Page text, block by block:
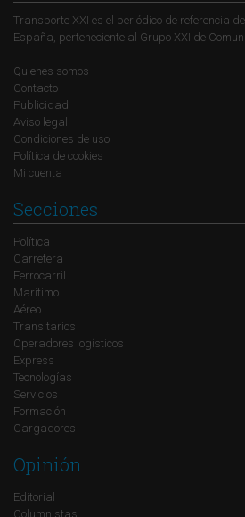
Transporte XXI es el periódico de referencia
España, perteneciente al Grupo XXI de
Quienes somos
Contacto
Publicidad
Aviso legal
Condiciones de uso
Política de cookies
Mi cuenta
Secciones
Política
Carretera
Ferrocarril
Marítimo
Aéreo
Transitarios
Operadores logísticos
Express
Tecnologías
Servicios
Formación
Cargadores
Opinión
Editorial
Columnistas